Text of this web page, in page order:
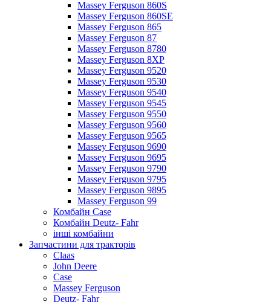
Massey Ferguson 860S
Massey Ferguson 860SE
Massey Ferguson 865
Massey Ferguson 87
Massey Ferguson 8780
Massey Ferguson 8XP
Massey Ferguson 9520
Massey Ferguson 9530
Massey Ferguson 9540
Massey Ferguson 9545
Massey Ferguson 9550
Massey Ferguson 9560
Massey Ferguson 9565
Massey Ferguson 9690
Massey Ferguson 9695
Massey Ferguson 9790
Massey Ferguson 9795
Massey Ferguson 9895
Massey Ferguson 99
Комбайн Case
Комбайн Deutz- Fahr
інші комбайни
Запчастини для тракторів
Claas
John Deere
Case
Massey Ferguson
Deutz- Fahr